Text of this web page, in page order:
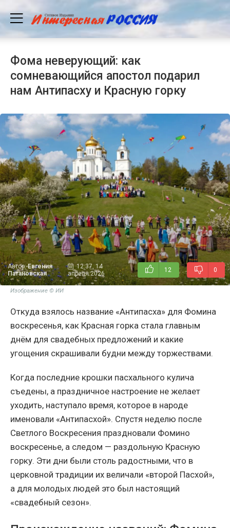
Фома неверующий: как
сомневающийся апостол подарил
нам Антипасху и Красную горку
Автор:Евгения
Патановская
12:37, 14
апреля 2026
12 0
Изображение © ИИ
Откуда взялось название «Антипасха» для Фомина
воскресенья, как Красная горка стала главным
днём для свадебных предложений и какие
угощения скрашивали будни между торжествами.
Когда последние крошки пасхального кулича
съедены, а праздничное настроение не желает
уходить, наступало время, которое в народе
именовали «Антипасхой». Спустя неделю после
Светлого Воскресения праздновали Фомино
воскресенье, а следом — раздольную Красную
горку. Эти дни были столь радостными, что в
церковной традиции их величали «второй Пасхой»,
а для молодых людей это был настоящий
«свадебный сезон».